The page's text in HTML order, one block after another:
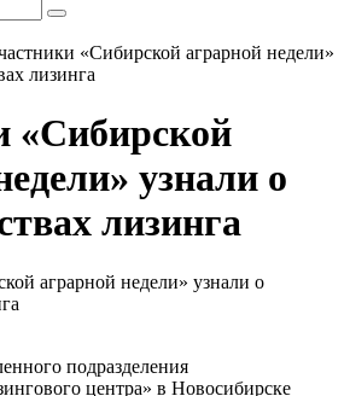
«Сибирской аграрной недели»
лизинга
«Сибирской
узнали о
лизинга
подразделения
центра» в Новосибирске